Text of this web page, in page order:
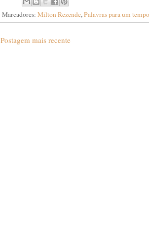
Marcadores: Milton Rezende, Palavras para um
Postagem mais recente